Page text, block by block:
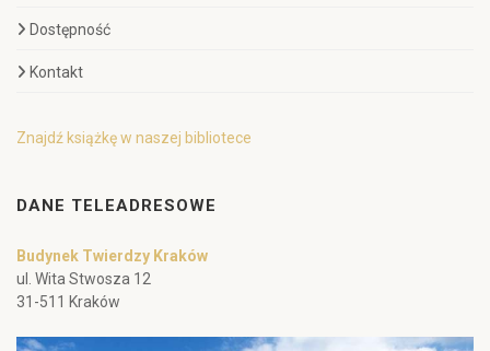
Dostępność
Kontakt
Znajdź książkę w naszej bibliotece
DANE TELEADRESOWE
Budynek Twierdzy Kraków
ul. Wita Stwosza 12
31-511 Kraków